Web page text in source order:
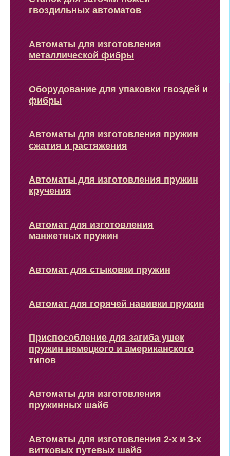
гвоздильных автоматов
Автоматы для изготовления
металлической фибры
Оборудование для упаковки гвоздей и
фибры
Автоматы для изготовления пружин
сжатия и растяжения
Автоматы для изготовления пружин
кручения
Автомат для изготовления
манжетных пружин
Автомат для стыковки пружин
Автомат для горячей навивки пружин
Приспособление для загиба ушек
пружин немецкого и американского
типов
Автоматы для изготовления
пружинных шайб
Автоматы для изготовления 2-х и 3-х
витковых путевых шайб